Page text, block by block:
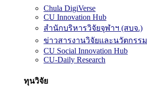
Chula DigiVerse
CU Innovation Hub
สำนักบริหารวิจัยจุฬาฯ (สบจ.)
ข่าวสารงานวิจัยและนวัตกรรม
CU Social Innovation Hub
CU-Daily Research
ทุนวิจัย